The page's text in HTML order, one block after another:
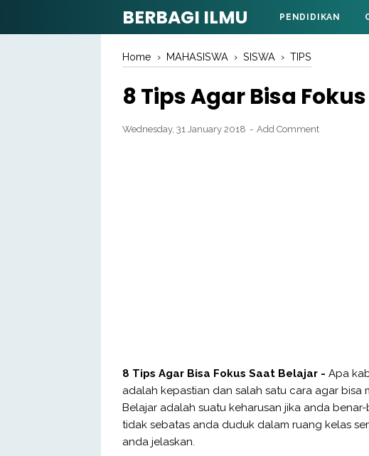
BERBAGI ILMU PENDIDIKAN
Home › MAHASISWA › SISWA › TIPS
8 Tips Agar Bisa
Wednesday, 31 January 2018 Add Comment
8 Tips Agar Bisa Fokus Saat Belajar - Apa
adalah kepastian dan salah satu cara agar bisa
Belajar adalah suatu keharusan jika anda
tidak sebatas anda duduk dalam ruang kelas
anda jelaskan.